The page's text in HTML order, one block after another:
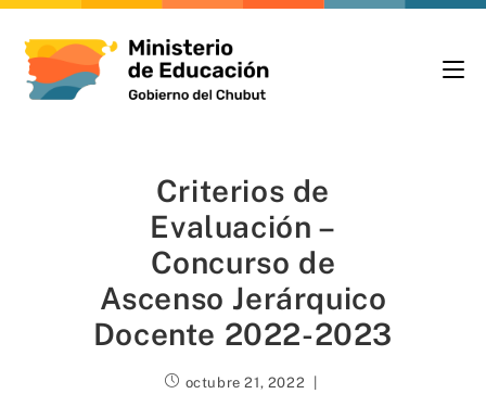
Criterios de
Evaluación –
Concurso de
Ascenso Jerárquico
Docente 2022-2023
octubre 21, 2022